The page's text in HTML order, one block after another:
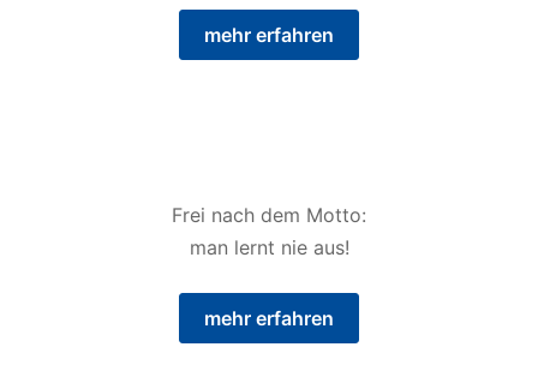
mehr erfahren
Frei nach dem Motto:
man lernt nie aus!
mehr erfahren